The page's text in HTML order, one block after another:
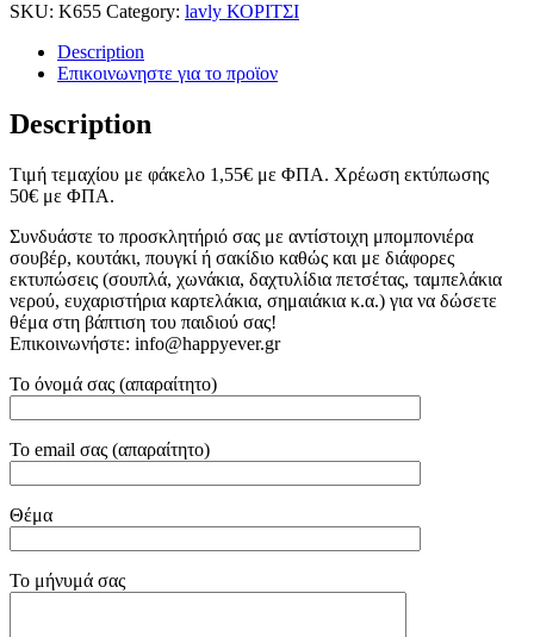
SKU: Κ655 Category: lavly ΚΟΡΙΤΣΙ
Description
Επικοινωνηστε για το προϊoν
Description
Tιμή τεμαχίου με φάκελο 1,55€ με ΦΠΑ. Χρέωση εκτύπωσης
50€ με ΦΠΑ.
Συνδυάστε το προσκλητήριό σας με αντίστοιχη μπομπονιέρα
σουβέρ, κουτάκι, πουγκί ή σακίδιο καθώς και με διάφορες
εκτυπώσεις (σουπλά, χωνάκια, δαχτυλίδια πετσέτας, ταμπελάκια
νερού, ευχαριστήρια καρτελάκια, σημαιάκια κ.α.) για να δώσετε
θέμα στη βάπτιση του παιδιού σας!
Επικοινωνήστε: info@happyever.gr
Το όνομά σας (απαραίτητο)
Το email σας (απαραίτητο)
Θέμα
Το μήνυμά σας